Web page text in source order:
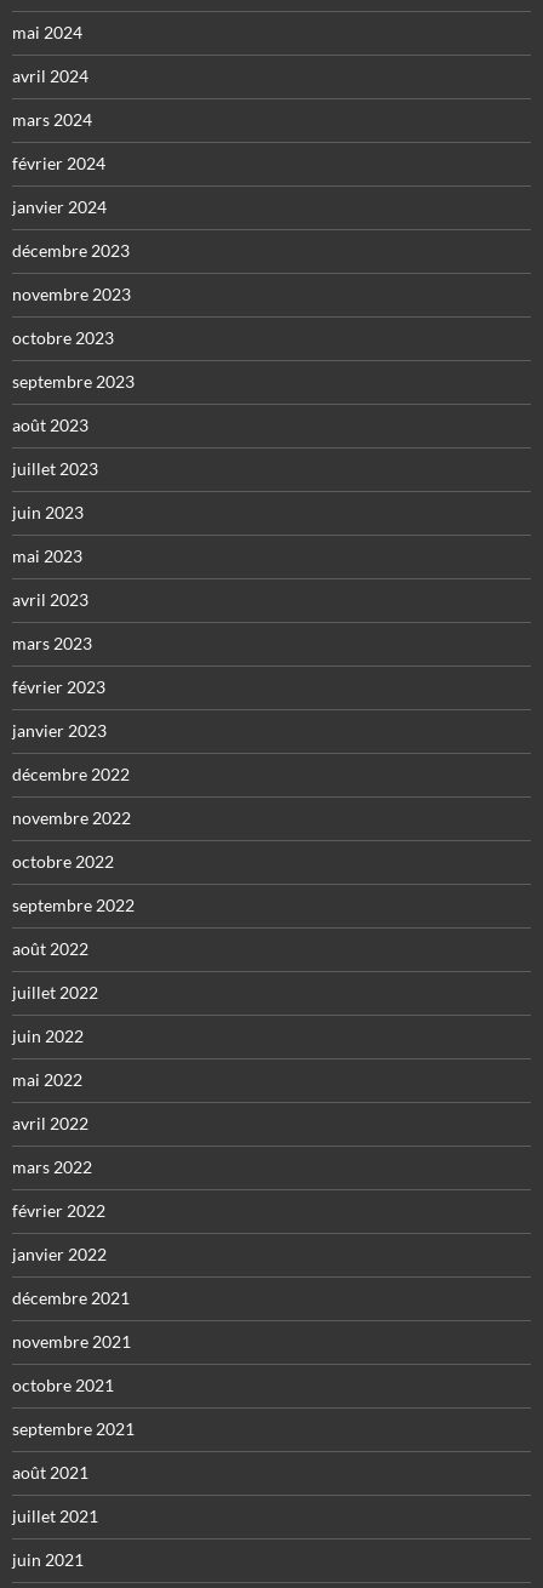
mai 2024
avril 2024
mars 2024
février 2024
janvier 2024
décembre 2023
novembre 2023
octobre 2023
septembre 2023
août 2023
juillet 2023
juin 2023
mai 2023
avril 2023
mars 2023
février 2023
janvier 2023
décembre 2022
novembre 2022
octobre 2022
septembre 2022
août 2022
juillet 2022
juin 2022
mai 2022
avril 2022
mars 2022
février 2022
janvier 2022
décembre 2021
novembre 2021
octobre 2021
septembre 2021
août 2021
juillet 2021
juin 2021